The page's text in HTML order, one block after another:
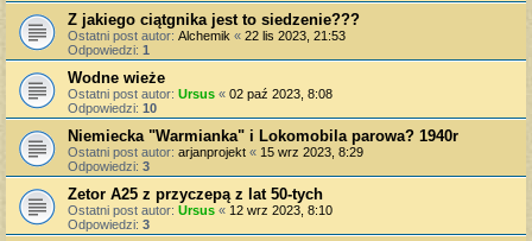
Z jakiego ciątgnika jest to siedzenie???
Ostatni post autor: Alchemik « 22 lis 2023, 21:53
Odpowiedzi: 1
Wodne wieże
Ostatni post autor: Ursus « 02 paź 2023, 8:08
Odpowiedzi: 10
Niemiecka "Warmianka" i Lokomobila parowa? 1940r
Ostatni post autor: arjanprojekt « 15 wrz 2023, 8:29
Odpowiedzi: 3
Zetor A25 z przyczepą z lat 50-tych
Ostatni post autor: Ursus « 12 wrz 2023, 8:10
Odpowiedzi: 3